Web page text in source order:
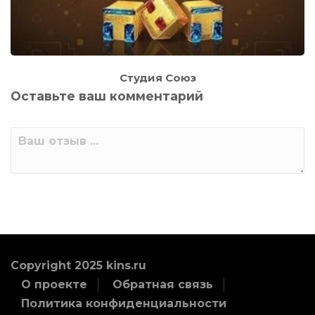
Студия Союз
Оставьте ваш комментарий
Copyright 2025 kins.ru
О проекте
Обратная связь
Политика конфиденциальности